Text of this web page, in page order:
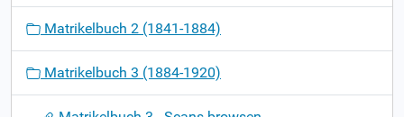
Matrikelbuch 2 (1841-1884)
Matrikelbuch 3 (1884-1920)